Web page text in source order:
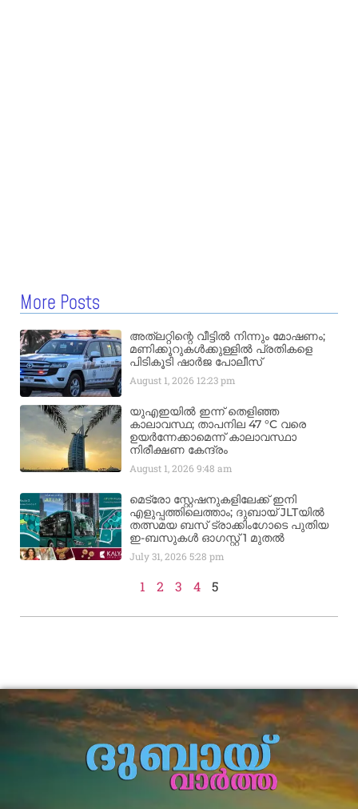
More Posts
അത്‌ലറ്റിന്റെ വീട്ടിൽ നിന്നും മോഷണം;
മണിക്കൂറുകൾക്കുള്ളിൽ പ്രതികളെ
പിടികൂടി ഷാർജ പോലീസ്
August 1, 2026 12:23 pm
യുഎഇയിൽ ഇന്ന് തെളിഞ്ഞ
കാലാവസ്ഥ; താപനില 47 °C വരെ
ഉയർന്നേക്കാമെന്ന് കാലാവസ്ഥാ
നിരീക്ഷണ കേന്ദ്രം
August 1, 20269:48 am
മെട്രോ സ്റ്റേഷനുകളിലേക്ക് ഇനി
എളുപ്പത്തിലെത്താം; ദുബായ് JLTയിൽ
തത്സമയ ബസ് ട്രാക്കിംഗോടെ പുതിയ
ഇ-ബസുകൾ ഓഗസ്റ്റ് 1 മുതൽ
July 31, 20265:28 pm
1 2 3 4 5